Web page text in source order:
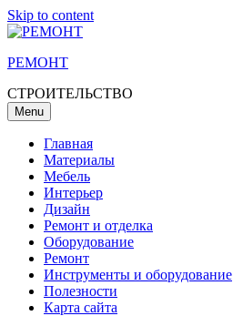
Skip to content
РЕМОНТ
СТРОИТЕЛЬСТВО
Menu
Главная
Материалы
Мебель
Интерьер
Дизайн
Ремонт и отделка
Оборудование
Ремонт
Инструменты и оборудование
Полезности
Карта сайта